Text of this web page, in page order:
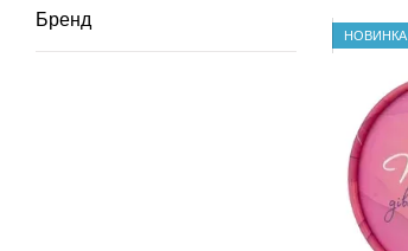
НОВИНКА
Бренд